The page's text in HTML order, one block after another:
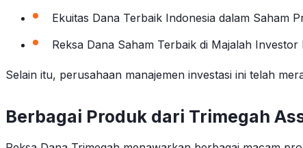
Ekuitas Dana Terbaik Indonesia dalam Saham
Reksa Dana Saham Terbaik di Majalah
Selain itu, perusahaan manajemen investasi ini telah
Berbagai Produk dari Trimegah